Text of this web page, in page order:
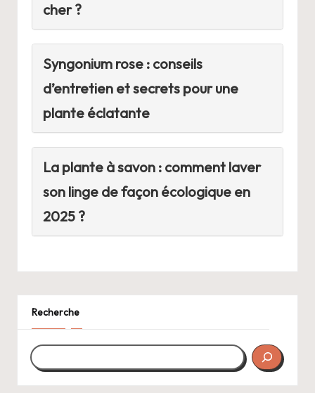
cher ?
Syngonium rose : conseils
d’entretien et secrets pour une
plante éclatante
La plante à savon : comment laver
son linge de façon écologique en
2025 ?
Recherche